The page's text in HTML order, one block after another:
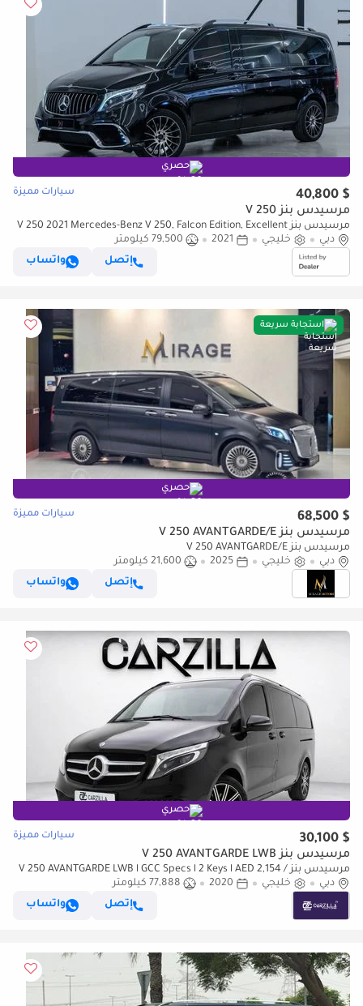
حصري
$ 40,800 سيارات مميزة
مرسيدس بنز V 250
مرسيدس بنز V 250 2021 Mercedes-Benz V 250, Falcon Edition, Excellent
Condition, GCC Specs
دبي خليجي 2021
79,500 كيلومتر
إتصل
واتساب
استجابة سريعة
حصري
$ 68,500 سيارات مميزة
مرسيدس بنز V 250 AVANTGARDE/E
مرسيدس بنز V 250 AVANTGARDE/E
دبي
خليجي 2025
21,600 كيلومتر
إتصل
واتساب
حصري
$ 30,100 سيارات مميزة
مرسيدس بنز V 250 AVANTGARDE LWB
مرسيدس بنز V 250 AVANTGARDE LWB l GCC Specs l 2 Keys l AED 2,154 /
Monthly
دبي خليجي 2020
77,888 كيلومتر
إتصل
واتساب